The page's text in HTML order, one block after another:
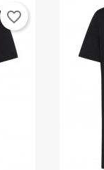
favorite_border